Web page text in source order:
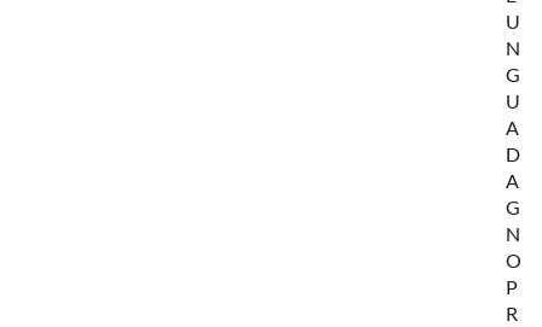
U
N
G
U
A
D
A
G
N
O
P
R